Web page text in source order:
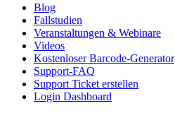
Blog
Fallstudien
Veranstaltungen & Webinare
Videos
Kostenloser Barcode-Generator
Support-FAQ
Support Ticket erstellen
Login Dashboard